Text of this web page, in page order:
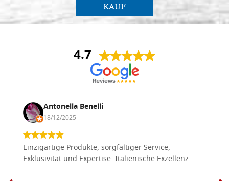
KAUF
4.7
Antonella Benelli
18/12/2025
Einzigartige Produkte, sorgfältiger Service,
Exklusivität und Expertise. Italienische Exzellenz.